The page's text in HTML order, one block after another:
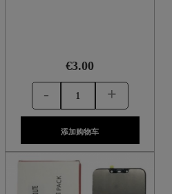
€3.00
- +
添加购物车